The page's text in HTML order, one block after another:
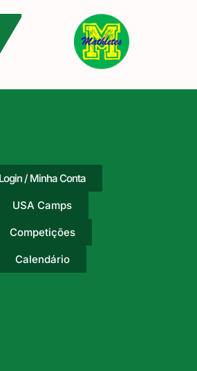
Login / Minha Conta
USA Camps
Competições
Calendário
o texto do seu